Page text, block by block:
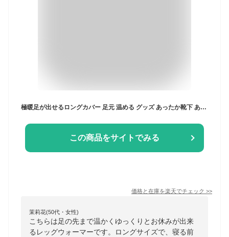
極暖足が出せるロングカバー 足元 温める グッズ あったか靴下 あったかグッズ 防寒 冷え性 ソックス 靴下 レッグウォーマー 足先 暖かい 寝る 足 室内用 睡眠 冷え取り靴下 ブラウン 茶色 あったか あたたかい 脚 もこもこ グッズ
この商品をサイトでみる
価格と在庫を楽天でチェック >>
茉莉花(50代・女性)
こちらは足の先まで温かくゆっくりとお休みが出来
るレッグウォーマーです。ロングサイズで、寝る前